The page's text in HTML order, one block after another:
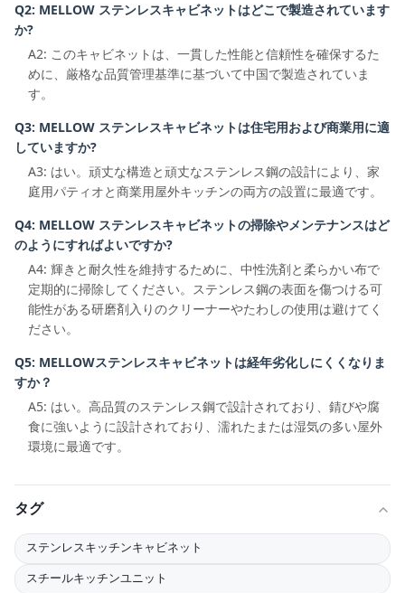
Q2: MELLOW ステンレスキャビネットはどこで製造されています
か?
A2: このキャビネットは、一貫した性能と信頼性を確保するた
めに、厳格な品質管理基準に基づいて中国で製造されていま
す。
Q3: MELLOW ステンレスキャビネットは住宅用および商業用に適
していますか?
A3: はい。頑丈な構造と頑丈なステンレス鋼の設計により、家
庭用パティオと商業用屋外キッチンの両方の設置に最適です。
Q4: MELLOW ステンレスキャビネットの掃除やメンテナンスはど
のようにすればよいですか?
A4: 輝きと耐久性を維持するために、中性洗剤と柔らかい布で
定期的に掃除してください。ステンレス鋼の表面を傷つける可
能性がある研磨剤入りのクリーナーやたわしの使用は避けてく
ださい。
Q5: MELLOWステンレスキャビネットは経年劣化しにくくなりま
すか？
A5: はい。高品質のステンレス鋼で設計されており、錆びや腐
食に強いように設計されており、濡れたまたは湿気の多い屋外
環境に最適です。
タグ
ステンレスキッチンキャビネット
スチールキッチンユニット